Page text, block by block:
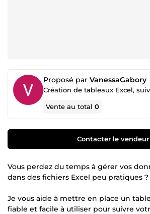
Proposé par VanessaGabory
Vente au total0
Contacter le vendeur
Vous perdez du temps à gérer vos
dans des fichiers Excel peu pratiques ?
Je vous aide à mettre en place un
fiable et facile à utiliser pour suivre